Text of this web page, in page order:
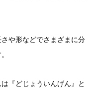
や形などでさまざまに分
『どじょういんげん』と